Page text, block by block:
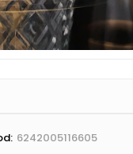
6242005116605